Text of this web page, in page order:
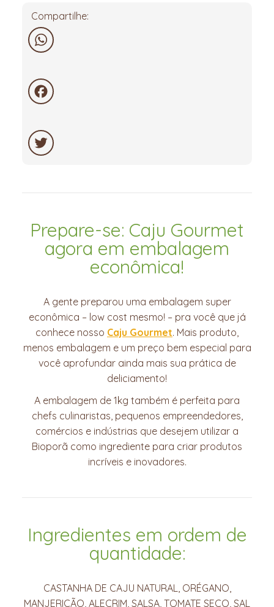
Compartilhe:
Prepare-se: Caju Gourmet
agora em embalagem
econômica!
A gente preparou uma embalagem super
econômica – low cost mesmo! – pra você que já
conhece nosso Caju Gourmet. Mais produto,
menos embalagem e um preço bem especial para
você aprofundar ainda mais sua prática de
deliciamento!
A embalagem de 1kg também é perfeita para
chefs culinaristas, pequenos empreendedores,
comércios e indústrias que desejem utilizar a
Bioporã como ingrediente para criar produtos
incríveis e inovadores.
Ingredientes em ordem de
quantidade:
CASTANHA DE CAJU NATURAL, ORÉGANO,
MANJERICÃO, ALECRIM, SALSA, TOMATE SECO, SAL